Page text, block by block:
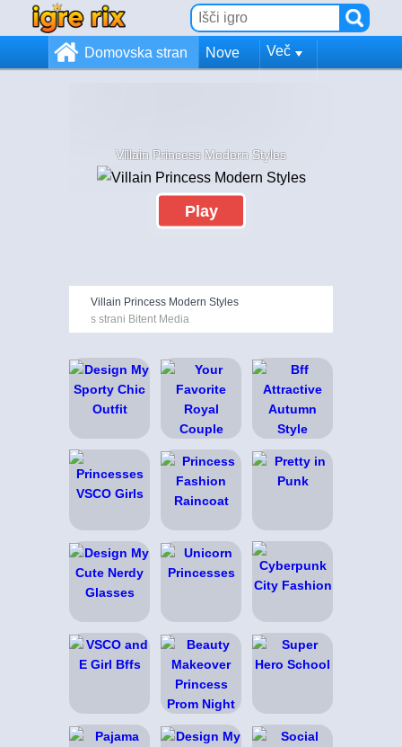
Domovska stran Nove Več
Villain Princess Modern Styles
Play
Villain Princess Modern Styles
s strani Bitent Media